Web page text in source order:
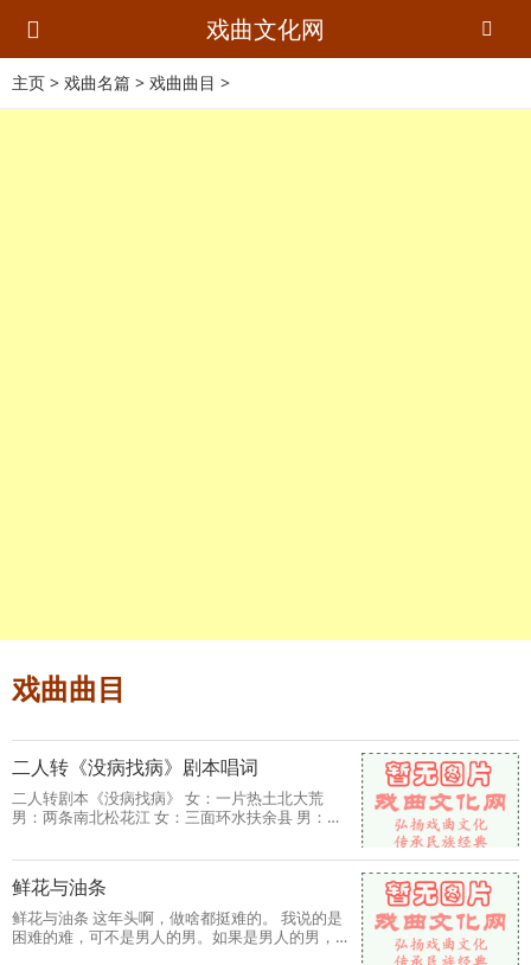
戏曲文化网
主页 > 戏曲名篇 > 戏曲曲目 >
戏曲曲目
二人转《没病找病》剧本唱词
二人转剧本《没病找病》 女：一片热土北大荒
男：两条南北松花江 女：三面环水扶余县 男：四
鲜花与油条
鲜花与油条 这年头啊，做啥都挺难的。 我说的是
困难的难，可不是男人的男。如果是男人的男，